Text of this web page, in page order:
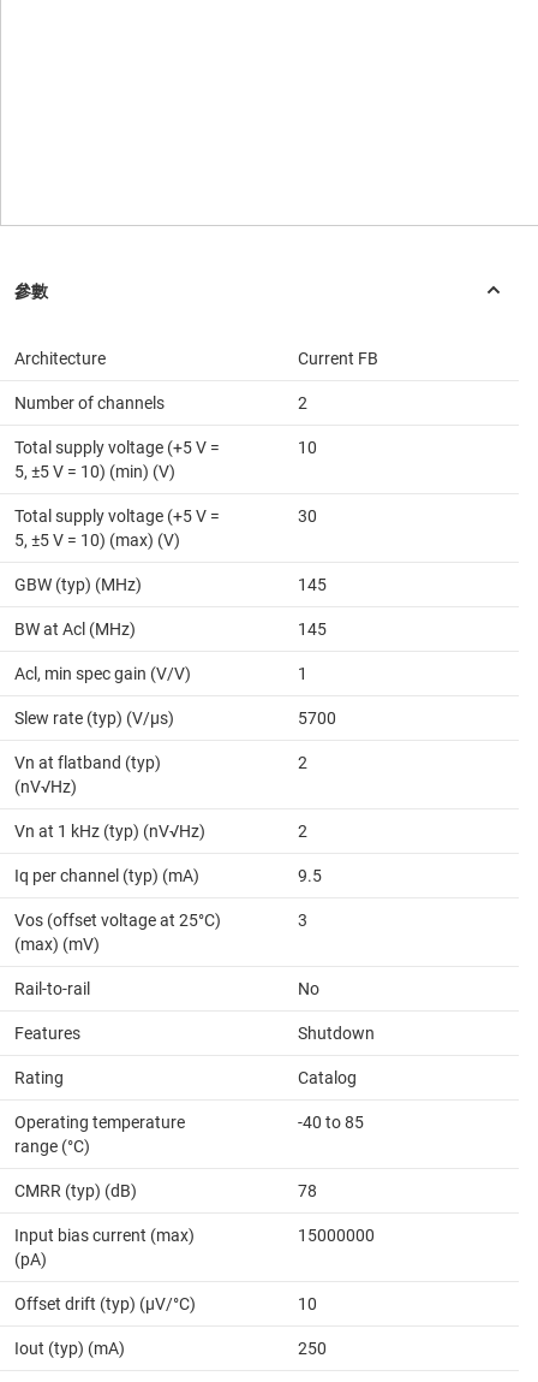
Architecture Current FB
Number of channels 2
Total supply voltage (+5 V =
5, ±5 V = 10) (min) (V)
10
Total supply voltage (+5 V =
5, ±5 V = 10) (max) (V)
30
GBW (typ) (MHz) 145
BW at Acl (MHz) 145
Acl, min spec gain (V/V) 1
Slew rate (typ) (V/µs) 5700
Vn at flatband (typ)
(nV√Hz)
2
Vn at 1 kHz (typ) (nV√Hz) 2
Iq per channel (typ) (mA) 9.5
Vos (offset voltage at 25°C)
(max) (mV)
3
Rail-to-rail No
Features Shutdown
Rating Catalog
Operating temperature
range (°C)
-40 to 85
CMRR (typ) (dB) 78
Input bias current (max)
(pA)
15000000
Offset drift (typ) (µV/°C) 10
Iout (typ) (mA) 250